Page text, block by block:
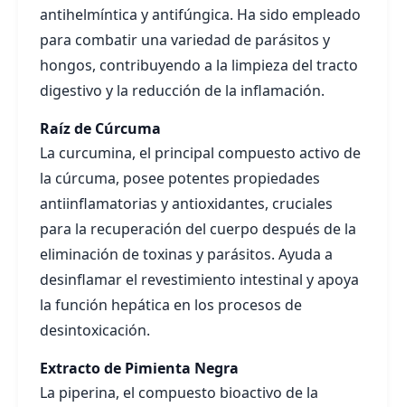
antihelmíntica y antifúngica. Ha sido empleado
para combatir una variedad de parásitos y
hongos, contribuyendo a la limpieza del tracto
digestivo y la reducción de la inflamación.
Raíz de Cúrcuma
La curcumina, el principal compuesto activo de
la cúrcuma, posee potentes propiedades
antiinflamatorias y antioxidantes, cruciales
para la recuperación del cuerpo después de la
eliminación de toxinas y parásitos. Ayuda a
desinflamar el revestimiento intestinal y apoya
la función hepática en los procesos de
desintoxicación.
Extracto de Pimienta Negra
La piperina, el compuesto bioactivo de la